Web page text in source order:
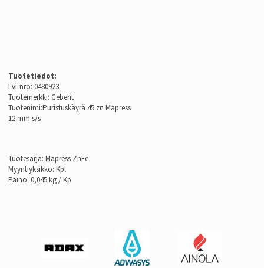
Tuotetiedot:
Lvi-nro: 0480923
Tuotemerkki: Geberit
Tuotenimi:Puristuskäyrä 45 zn Mapress
12 mm s/s
Tuotesarja: Mapress ZnFe
Myyntiyksikkö: Kpl
Paino: 0,045 kg / Kp